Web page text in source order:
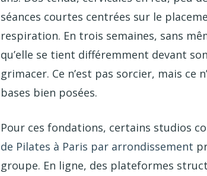
séances courtes centrées sur le
respiration. En trois semaines, sans
qu’elle se tient différemment devant
grimacer. Ce n’est pas sorcier, mais ce
bases bien posées.
Pour ces fondations, certains studios
de Pilates à Paris par arrondissement
groupe. En ligne, des plateformes